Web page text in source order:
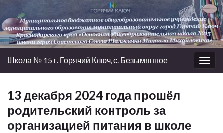
Вкл/
выкл
Школа № 15 г. Горячий Ключ, с. Безымянное
13 декабря 2024 года прошёл
родительский контроль за
организацией питания в школе